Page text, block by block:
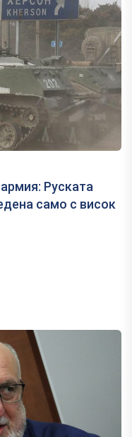
Руската
само с висок